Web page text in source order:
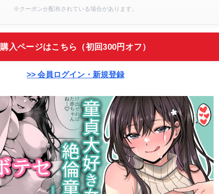
※クーポンが配布されている場合があります。
購入ページはこちら（初回300円オフ）
>> 会員ログイン・新規登録